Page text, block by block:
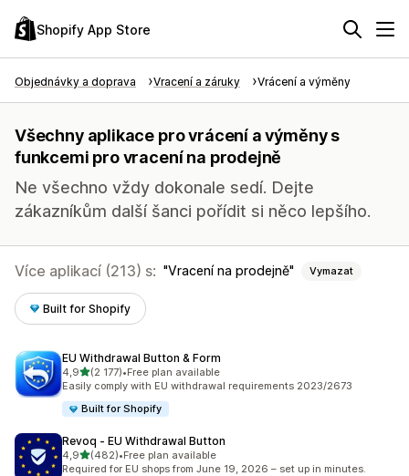
Shopify App Store
Objednávky a doprava Vracení a záruky Vrácení a výměny
Všechny aplikace pro vrácení a výměny s
funkcemi pro vracení na prodejně
Ne všechno vždy dokonale sedí. Dejte
zákazníkům další šanci pořídit si něco lepšího.
Více aplikací (213) s: Vracení na prodejně Vymazat
Built for Shopify
EU Withdrawal Button & Form
4,9z 5 hvězd
(2 177)
Celkový počet recenzí: 2177
•Free plan available
Easily comply with EU withdrawal requirements 2023/2673
Built for Shopify
Revoq ‑ EU Withdrawal Button
4,9z 5 hvězd
(482)
Celkový počet recenzí: 482
•Free plan available
Required for EU shops from June 19, 2026 – set up in minutes.